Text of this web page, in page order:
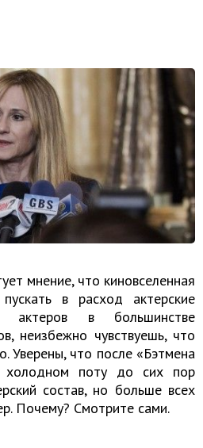
мнение, что киновселенная
в расход актерские
актеров в большинстве
неизбежно чувствуешь, что
Уверены, что после «Бэтмена
холодном поту до сих пор
состав, но больше всех
Почему? Смотрите сами.